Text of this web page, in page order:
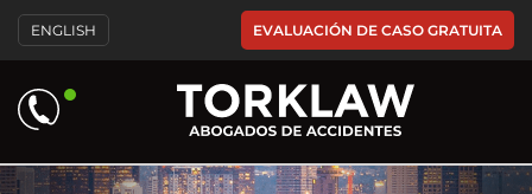
Please
note:
This
includes
an
system.
ENGLISH EVALUACIÓN DE CASO GRATUITA